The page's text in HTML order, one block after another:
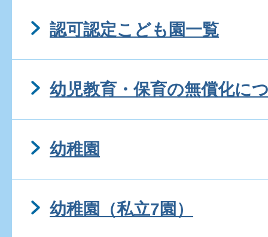
認可認定こども園一覧
幼児教育・保育の無償化に
幼稚園
幼稚園（私立7園）